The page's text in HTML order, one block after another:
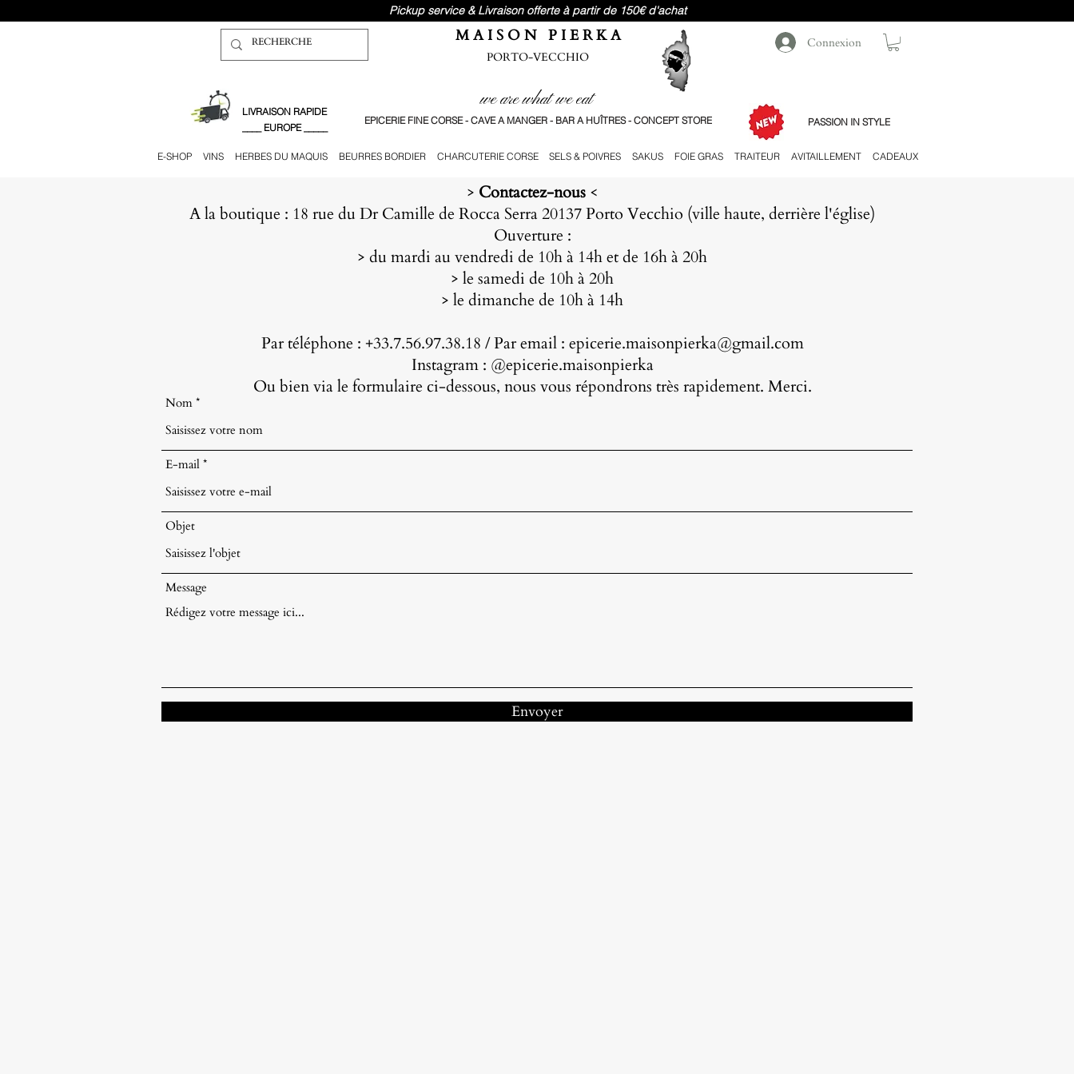
Pickup service & Livraison offerte à partir de 150€ d'achat
M A I S O N P I E R K A
PORTO-VECCHIO
​LIVRAISON RAPIDE
____ EUROPE _____
we are what we eat
EPICERIE FINE CORSE - CAVE A MANGER - BAR A HUÎTRES - CONCEPT STORE
Connexion
PASSION IN STYLE
E-SHOP VINS HERBES DU MAQUIS BEURRES BORDIER CHARCUTERIE CORSE SELS & POIVRES SAKUS FOIE GRAS TRAITEUR AVITAILLEMENT CADEAUX
> Contactez-nous <
A la boutique : 18 rue du Dr Camille de Rocca Serra 20137 Porto Vecchio (ville haute, derrière l'église)
Ouverture :
> du mardi au vendredi de 10h à 14h et de 16h à 20h
> le samedi de 10h à 20h
> le dimanche de 10h à 14h
​Par téléphone : +33.7.56.97.38.18 / Par email : epicerie.maisonpierka@gmail.com
Instagram : @epicerie.maisonpierka
Ou bien via le formulaire ci-dessous, nous vous répondrons très rapidement. Merci.
Nom
E-mail
Objet
Message
Envoyer